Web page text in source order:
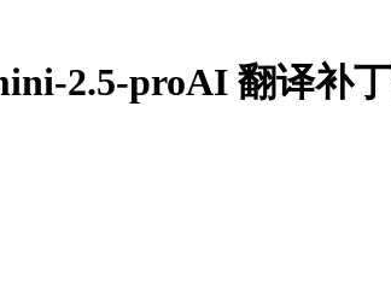
2.5-proAI 翻译补